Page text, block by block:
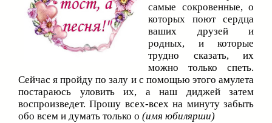
самые сокровенные, о
которых поют сердца
ваших друзей и
родных, и которые
трудно сказать, их
можно только спеть.
Сейчас я пройду по залу и с помощью этого амулета
постараюсь уловить их, а наш диджей затем
воспроизведет. Прошу всех-всех на минуту забыть
обо всем и думать только о (имя юбилярши)